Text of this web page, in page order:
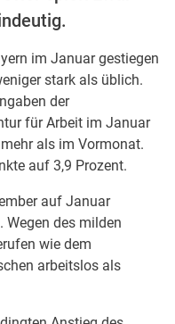
im Januar gestiegen
stark als üblich.
der
für Arbeit im Januar
als im Vormonat.
auf 3,9 Prozent.
auf Januar
des milden
wie dem
arbeitslos als